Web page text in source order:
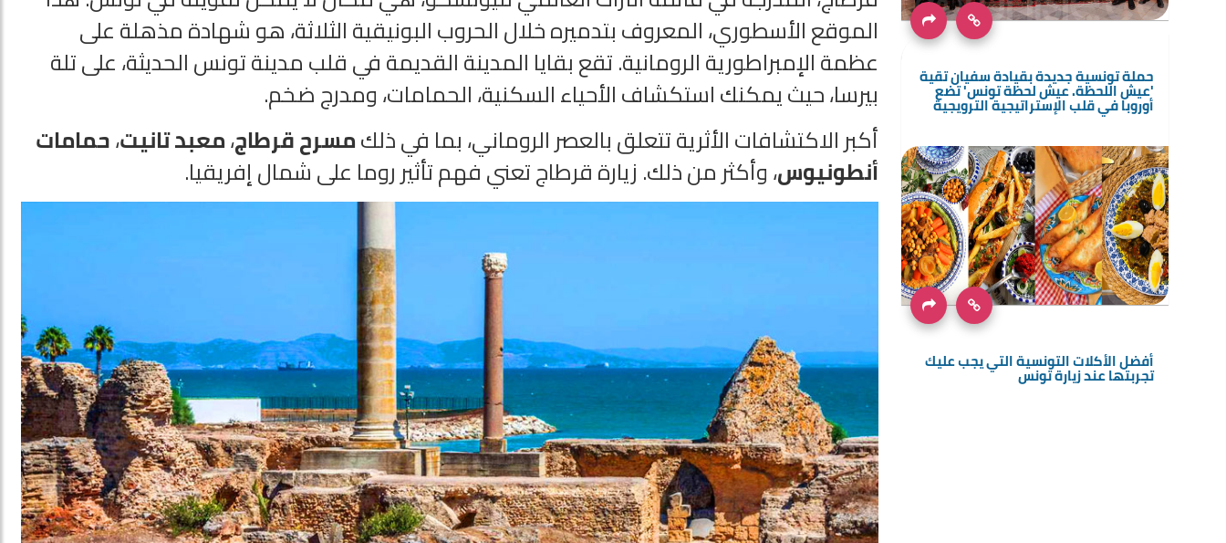
الموقع الأسطوري، المعروف بتدميره خلال الحروب البونيقية الثلاثة، هو شهادة مذهلة على
عظمة الإمبراطورية الرومانية. تقع بقايا المدينة القديمة في قلب مدينة تونس الحديثة، على تلة
بيرسا، حيث يمكنك استكشاف الأحياء السكنية، الحمامات، ومدرج ضخم.
أكبر الاكتشافات الأثرية تتعلق بالعصر الروماني، بما في ذلكمسرح قرطاج،معبد تانيت،حمامات
أنطونيوس، وأكثر من ذلك. زيارة قرطاج تعني فهم تأثير روما على شمال إفريقيا.
حملة تونسية جديدة بقيادة سفيان تقية
'عيش اللحظة. عيش لحظة تونس' تضع
أوروبا في قلب الإستراتيجية الترويجية
أفضل الأكلات التونسية التي يجب عليك
تجربتها عند زيارة تونس